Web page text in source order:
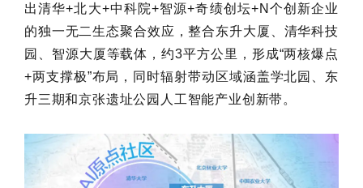
出清华+北大+中科院+智源+奇绩创坛+N个创新企业
的独一无二生态聚合效应，整合东升大厦、清华科技
园、智源大厦等载体，约3平方公里，形成“两核爆点
+两支撑极”布局，同时辐射带动区域涵盖学北园、东
升三期和京张遗址公园人工智能产业创新带。